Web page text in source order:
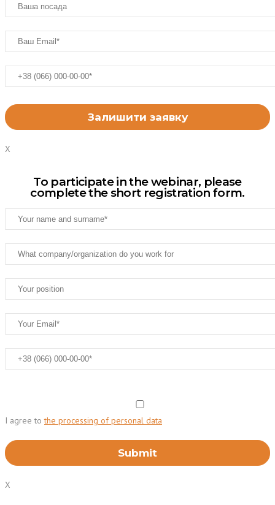
X
To participate in the webinar, please
complete the short registration form.
I agree tothe processing of personal data
X